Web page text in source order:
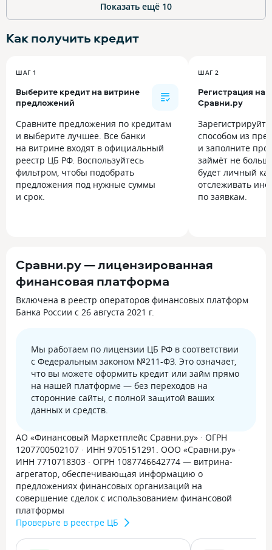
Показать ещё 10
Как получить кредит
ШАГ 1
Выберите кредит на витрине
предложений
Сравните предложения по кредитам
и выберите лучшее. Все банки
на витрине входят в официальный
реестр ЦБ РФ. Воспользуйтесь
фильтром, чтобы подобрать
предложения под нужные суммы
и срок.
ШАГ 2
Регистрация на
Сравни.ру
способом из
и заполните
займёт не
будет личный
отслеживать
по заявкам.
Сравни.ру — лицензированная
финансовая платформа
Включена в реестр операторов финансовых платформ
Банка России с 26 августа 2021 г.
Мы работаем по лицензии ЦБ РФ в соответствии
с Федеральным законом №211-ФЗ. Это означает,
что вы можете оформить кредит или займ прямо
на нашей платформе — без переходов на
сторонние сайты, с полной защитой ваших
данных и средств.
АО «Финансовый Маркетплейс Сравни.ру» · ОГРН
1207700502107 · ИНН 9705151291. ООО «Сравни.ру» ·
ИНН 7710718303 · ОГРН 1087746642774 — витрина-
агрегатор, обеспечивающая информацию о
предложениях финансовых организаций на
совершение сделок с использованием финансовой
платформы
Проверьте в реестре ЦБ